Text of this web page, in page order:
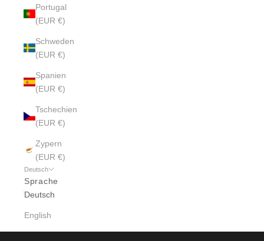
Portugal
(EUR €)
Schweden
(EUR €)
Spanien
(EUR €)
Tschechien
(EUR €)
Zypern
(EUR €)
Deutsch
Sprache
Deutsch
English